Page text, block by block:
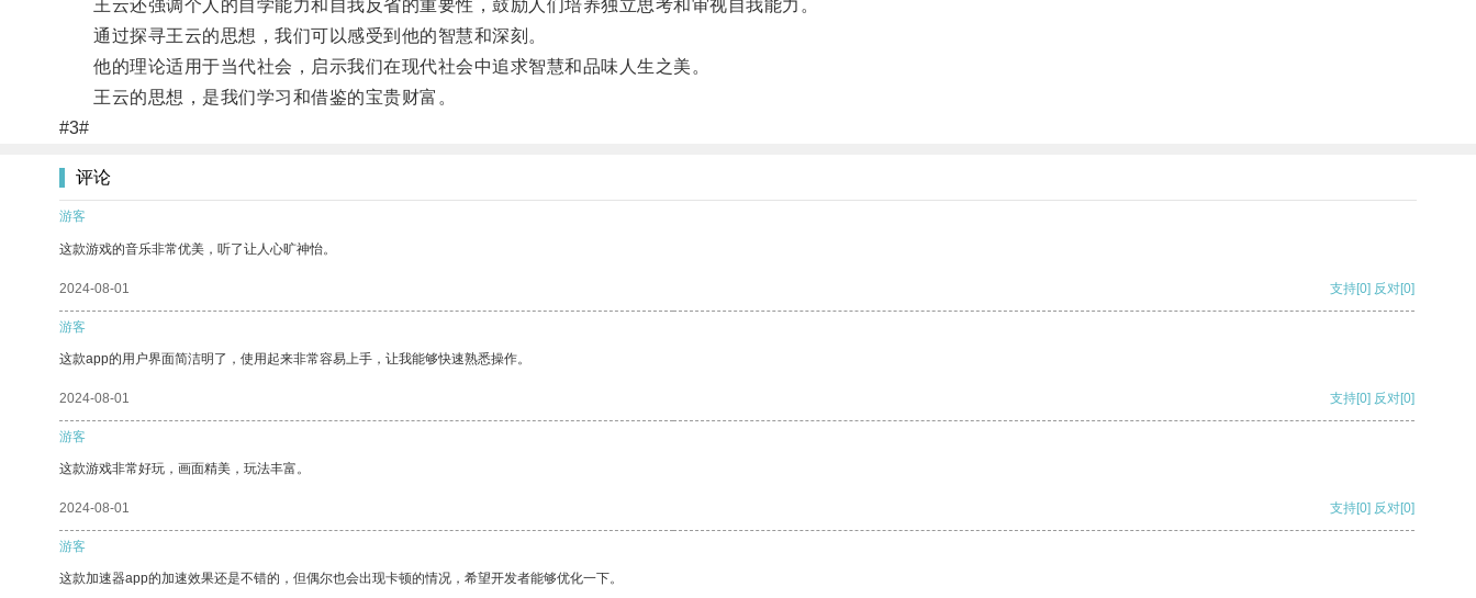
王云还强调个人的自学能力和自我反省的重要性，鼓励人们培养独立思考和审视自我能力。
通过探寻王云的思想，我们可以感受到他的智慧和深刻。
他的理论适用于当代社会，启示我们在现代社会中追求智慧和品味人生之美。
王云的思想，是我们学习和借鉴的宝贵财富。
#3#
评论
游客
这款游戏的音乐非常优美，听了让人心旷神怡。
2024-08-01 支持[0] 反对[0]
游客
这款app的用户界面简洁明了，使用起来非常容易上手，让我能够快速熟悉操作。
2024-08-01 支持[0] 反对[0]
游客
这款游戏非常好玩，画面精美，玩法丰富。
2024-08-01 支持[0] 反对[0]
游客
这款加速器app的加速效果还是不错的，但偶尔也会出现卡顿的情况，希望开发者能够优化一下。